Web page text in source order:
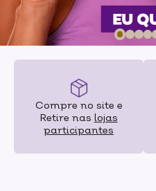
Compre no site e
Retire nas lojas
participantes